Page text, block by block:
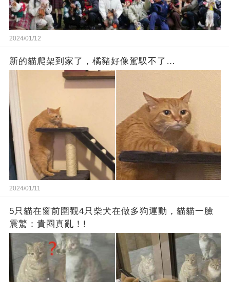
2024/01/12
新的貓爬架到家了，橘豬好像駕馭不了…
2024/01/11
5只貓在窗前圍觀4只柴犬在做多狗運動，貓貓一臉
震驚：貴圈真亂！!